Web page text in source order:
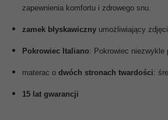
zapewnienia komfortu i zdrowego snu.
zamek błyskawiczny umożliwiający
Pokrowiec Italiano: Pokrowiec
materac o dwóch stronach twardości:
15 lat gwarancji